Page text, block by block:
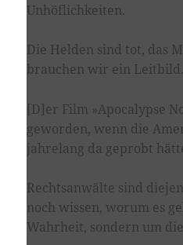
Unhöflichkeiten.
Die Helden sind tot, das
brauchen wir ein Leitbild.
[D]er Film »Apocalypse
geworden, wenn die
jahrelang da geprobt
Rechtsanwälte sind
noch wissen, worum es
Wahrheit, sondern um